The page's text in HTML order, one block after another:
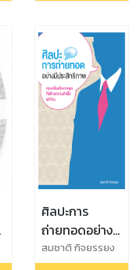
ศิลปะการ
ถ่ายทอดอย่างมี
ประสิทธิภาพ
สมชาติ กิจยรรยง